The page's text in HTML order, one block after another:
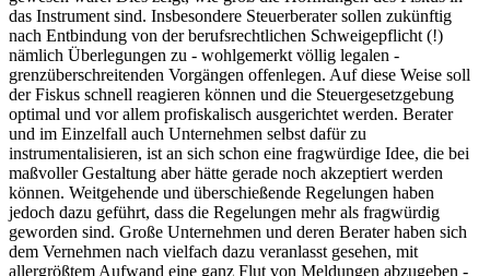
das Instrument sind. Insbesondere Steuerberater sollen zukünftig
nach Entbindung von der berufsrechtlichen Schweigepflicht (!)
nämlich Überlegungen zu - wohlgemerkt völlig legalen -
grenzüberschreitenden Vorgängen offenlegen. Auf diese Weise soll
der Fiskus schnell reagieren können und die Steuergesetzgebung
optimal und vor allem profiskalisch ausgerichtet werden. Berater
und im Einzelfall auch Unternehmen selbst dafür zu
instrumentalisieren, ist an sich schon eine fragwürdige Idee, die bei
maßvoller Gestaltung aber hätte gerade noch akzeptiert werden
können. Weitgehende und überschießende Regelungen haben
jedoch dazu geführt, dass die Regelungen mehr als fragwürdig
geworden sind. Große Unternehmen und deren Berater haben sich
dem Vernehmen nach vielfach dazu veranlasst gesehen, mit
allergrößtem Aufwand eine ganz Flut von Meldungen abzugeben -